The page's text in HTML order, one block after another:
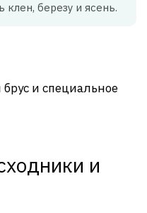
березу и ясень.
и специальное
и